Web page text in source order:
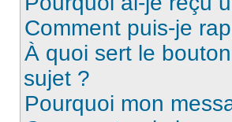
Comment puis-je
À quoi sert le
sujet ?
Pourquoi mon